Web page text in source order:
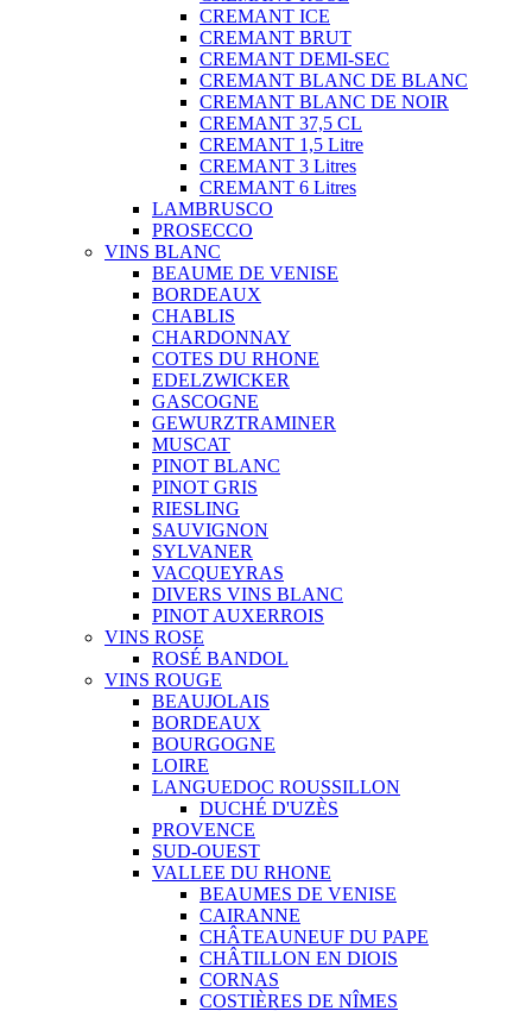
CREMANT ICE
CREMANT BRUT
CREMANT DEMI-SEC
CREMANT BLANC DE BLANC
CREMANT BLANC DE NOIR
CREMANT 37,5 CL
CREMANT 1,5 Litre
CREMANT 3 Litres
CREMANT 6 Litres
LAMBRUSCO
PROSECCO
VINS BLANC
BEAUME DE VENISE
BORDEAUX
CHABLIS
CHARDONNAY
COTES DU RHONE
EDELZWICKER
GASCOGNE
GEWURZTRAMINER
MUSCAT
PINOT BLANC
PINOT GRIS
RIESLING
SAUVIGNON
SYLVANER
VACQUEYRAS
DIVERS VINS BLANC
PINOT AUXERROIS
VINS ROSE
ROSÉ BANDOL
VINS ROUGE
BEAUJOLAIS
BORDEAUX
BOURGOGNE
LOIRE
LANGUEDOC ROUSSILLON
DUCHÉ D'UZÈS
PROVENCE
SUD-OUEST
VALLEE DU RHONE
BEAUMES DE VENISE
CAIRANNE
CHÂTEAUNEUF DU PAPE
CHÂTILLON EN DIOIS
CORNAS
COSTIÈRES DE NÎMES